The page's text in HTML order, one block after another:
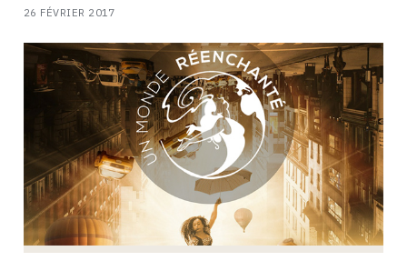
26 FÉVRIER 2017